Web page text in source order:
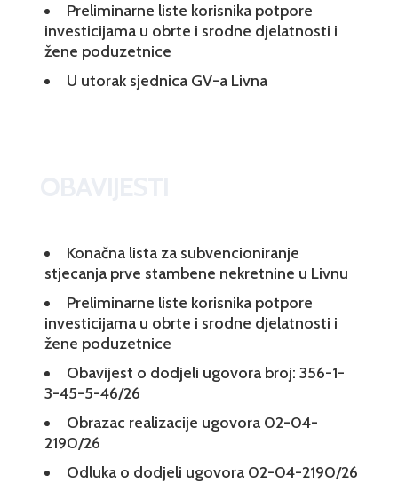
Preliminarne liste korisnika potpore
investicijama u obrte i srodne djelatnosti i
žene poduzetnice
U utorak sjednica GV-a Livna
Konačna lista za subvencioniranje
stjecanja prve stambene nekretnine u Livnu
Preliminarne liste korisnika potpore
investicijama u obrte i srodne djelatnosti i
žene poduzetnice
Obavijest o dodjeli ugovora broj: 356-1-
3-45-5-46/26
Obrazac realizacije ugovora 02-04-
2190/26
Odluka o dodjeli ugovora 02-04-2190/26